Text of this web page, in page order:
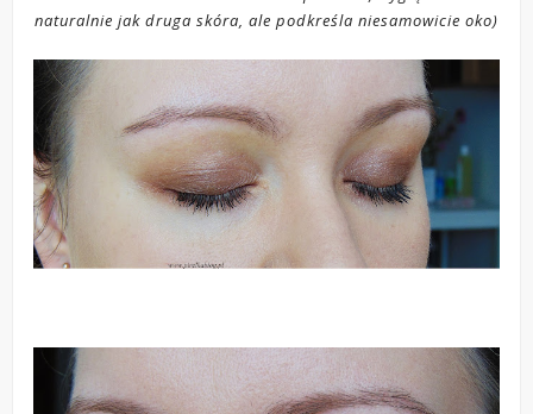
naturalnie jak druga skóra, ale podkreśla niesamowicie oko)